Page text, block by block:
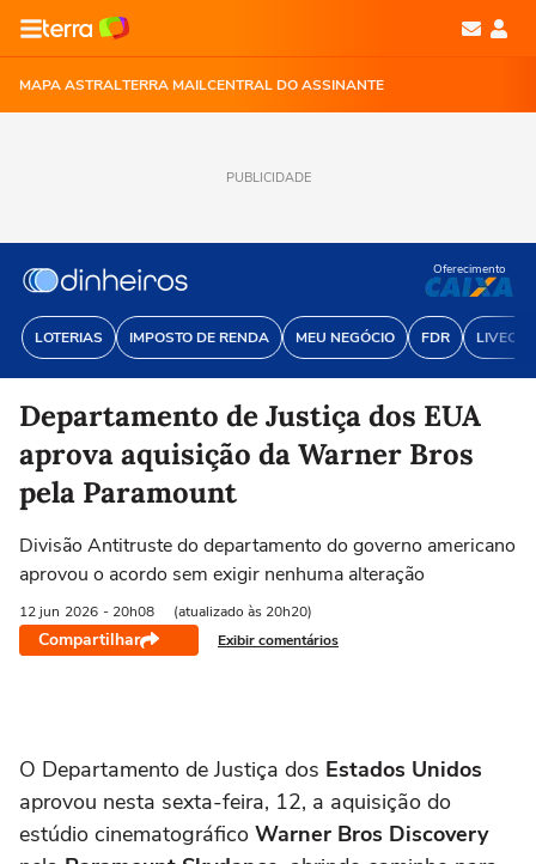
MAPA ASTRALTERRA MAILCENTRAL DO ASSINANTE
PUBLICIDADE
LOTERIAS IMPOSTO DE RENDA MEU NEGÓCIO FDR
Oferecimento
Departamento de Justiça dos EUA
aprova aquisição da Warner Bros
pela Paramount
Divisão Antitruste do departamento do governo americano
aprovou o acordo sem exigir nenhuma alteração
12 jun 2026 - 20h08 (atualizado às 20h20)
Compartilhar Exibir comentários
O Departamento de Justiça dos Estados Unidos
aprovou nesta sexta-feira, 12, a aquisição do
estúdio cinematográfico Warner Bros Discovery